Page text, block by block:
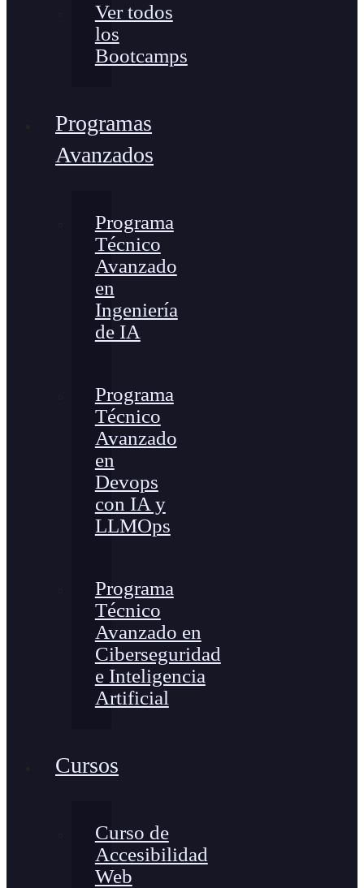
Ver todos
los
Bootcamps
Programas
Avanzados
Programa
Técnico
Avanzado
en
Ingeniería
de IA
Programa
Técnico
Avanzado
en
Devops
con IA y
LLMOps
Programa
Técnico
Avanzado en
Ciberseguridad
e Inteligencia
Artificial
Cursos
Curso de
Accesibilidad
Web